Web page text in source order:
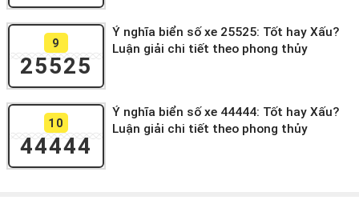
9
25525
Ý nghĩa biển số xe 25525: Tốt hay Xấu?
Luận giải chi tiết theo phong thủy
10
44444
Ý nghĩa biển số xe 44444: Tốt hay Xấu?
Luận giải chi tiết theo phong thủy